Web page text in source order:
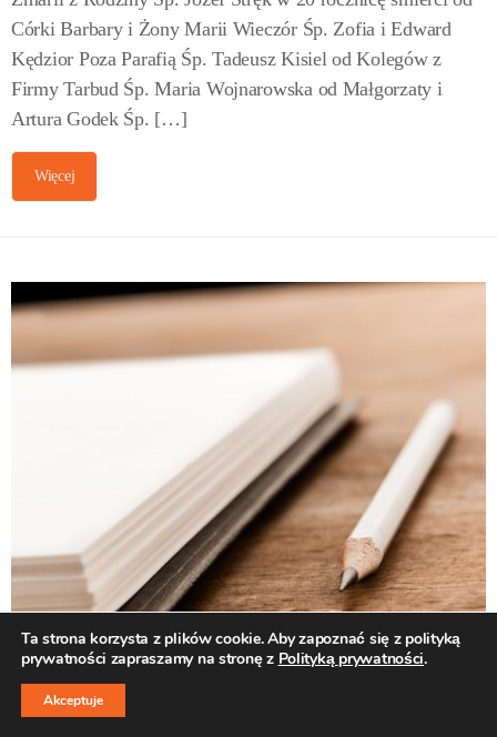
Córki Barbary i Żony Marii Wieczór Śp. Zofia i Edward
Kędzior Poza Parafią Śp. Tadeusz Kisiel od Kolegów z
Firmy Tarbud Śp. Maria Wojnarowska od Małgorzaty i
Artura Godek Śp. […]
Więcej
Ta strona korzysta z plików cookie. Aby zapoznać się z polityką
prywatności zapraszamy na stronę z Polityką prywatności.
Akceptuje